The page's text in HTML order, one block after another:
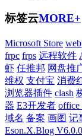
标签云MORE+
Microsoft Store
frpc frps 远程软件
虾 任推邦 网盘推
维权 支付宝 消费
浏览器插件 clash
器 E3开发者 office
域名 备案 画图 记
Eson.X.Blog V6.0.0